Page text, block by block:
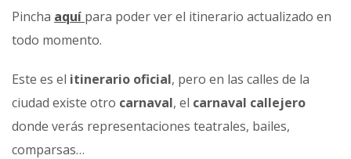
Pincha aquí para poder ver el itinerario actualizado en
todo momento.
Este es el itinerario oficial, pero en las calles de la
ciudad existe otro carnaval, el carnaval callejero
donde verás representaciones teatrales, bailes,
comparsas…